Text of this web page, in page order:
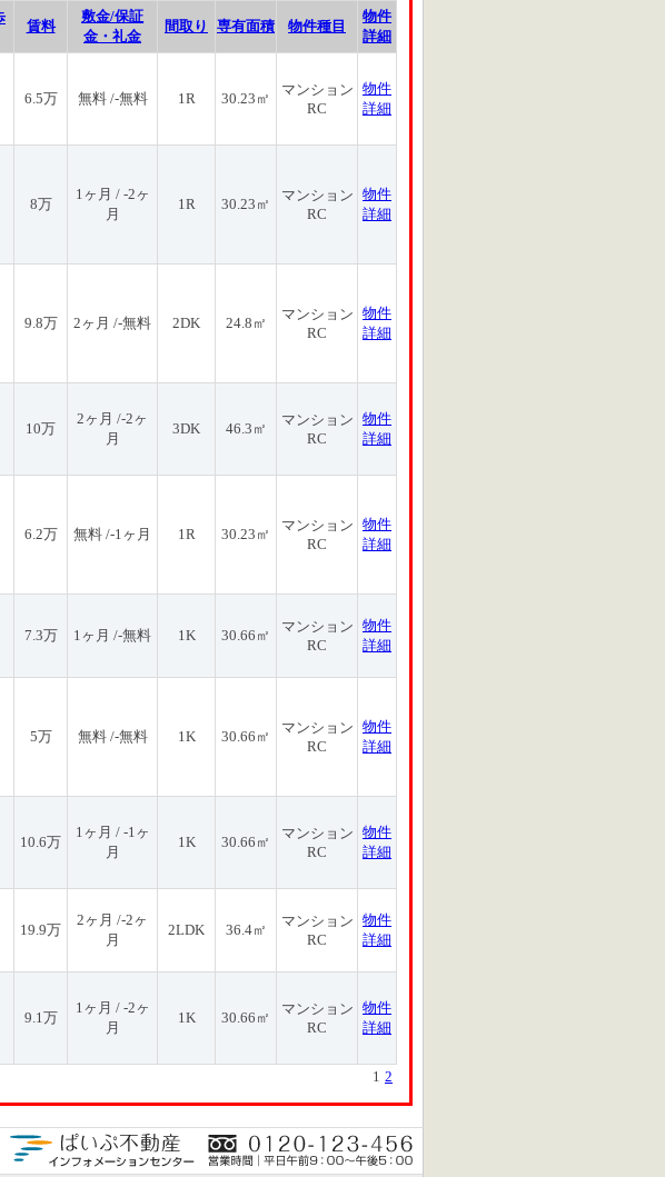
賃料
敷金/保証
金・礼金
間取り 専有面積 物件種目
物件
詳細
6.5万 無料 /-無料 1R 30.23㎡
マンション
RC
物件
詳細
8万
1ヶ月 / -2ヶ
月
1R 30.23㎡
マンション
RC
物件
詳細
9.8万 2ヶ月 /-無料 2DK 24.8㎡
マンション
RC
物件
詳細
10万
2ヶ月 /-2ヶ
月
3DK 46.3㎡
マンション
RC
物件
詳細
6.2万 無料 /-1ヶ月 1R 30.23㎡
マンション
RC
物件
詳細
7.3万 1ヶ月 /-無料 1K 30.66㎡
マンション
RC
物件
詳細
5万 無料 /-無料 1K 30.66㎡
マンション
RC
物件
詳細
10.6万
1ヶ月 / -1ヶ
月
1K 30.66㎡
マンション
RC
物件
詳細
19.9万
2ヶ月 /-2ヶ
月
2LDK 36.4㎡
マンション
RC
物件
詳細
9.1万
1ヶ月 / -2ヶ
月
1K 30.66㎡
マンション
RC
物件
詳細
1 2